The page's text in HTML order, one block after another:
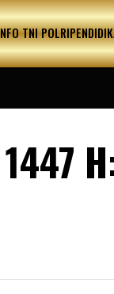
TNI POLRI